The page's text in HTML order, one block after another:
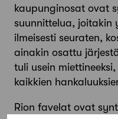
kaupunginosat ovat
suunnittelua, joitakin
ilmeisesti seuraten,
ainakin osattu
tuli usein
kaikkien
Rion favelat ovat